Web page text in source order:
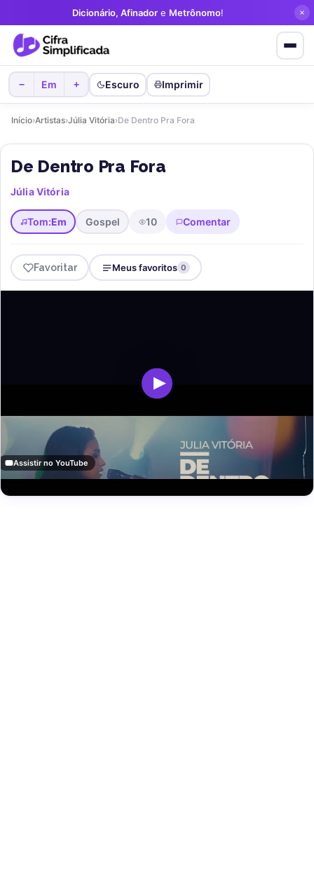
Dicionário, Afinador e Metrônomo!
− Em + Escuro Imprimir
Início›Artistas›Júlia Vitória›De Dentro Pra Fora
De Dentro Pra Fora
Júlia Vitória
Tom:Em Gospel 10 Comentar
Favoritar Meus favoritos 0
Assistir no YouTube